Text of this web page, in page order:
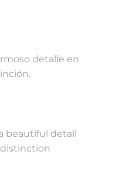
detalle en
beautiful detail